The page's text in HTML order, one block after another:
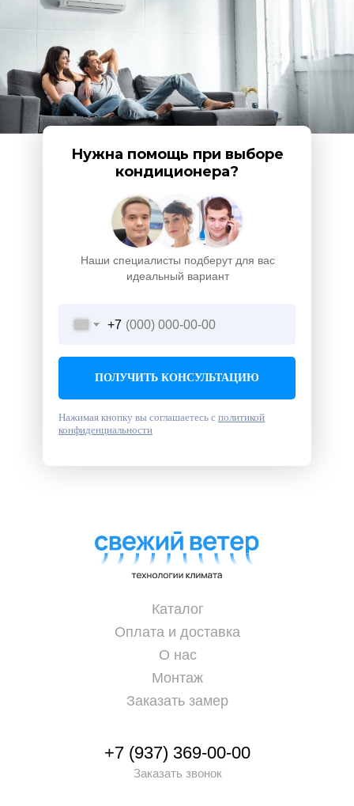
Наши специалисты подберут для вас
идеальный вариант
Нужна помощь при выборе
кондиционера?
+7
ПОЛУЧИТЬ КОНСУЛЬТАЦИЮ
Нажимая кнопку вы соглашаетесь с политикой
конфиденциальности
+7 (937) 369-00-00
Заказать звонок
Каталог
Оплата и доставка
О нас
Монтаж
Заказать замер